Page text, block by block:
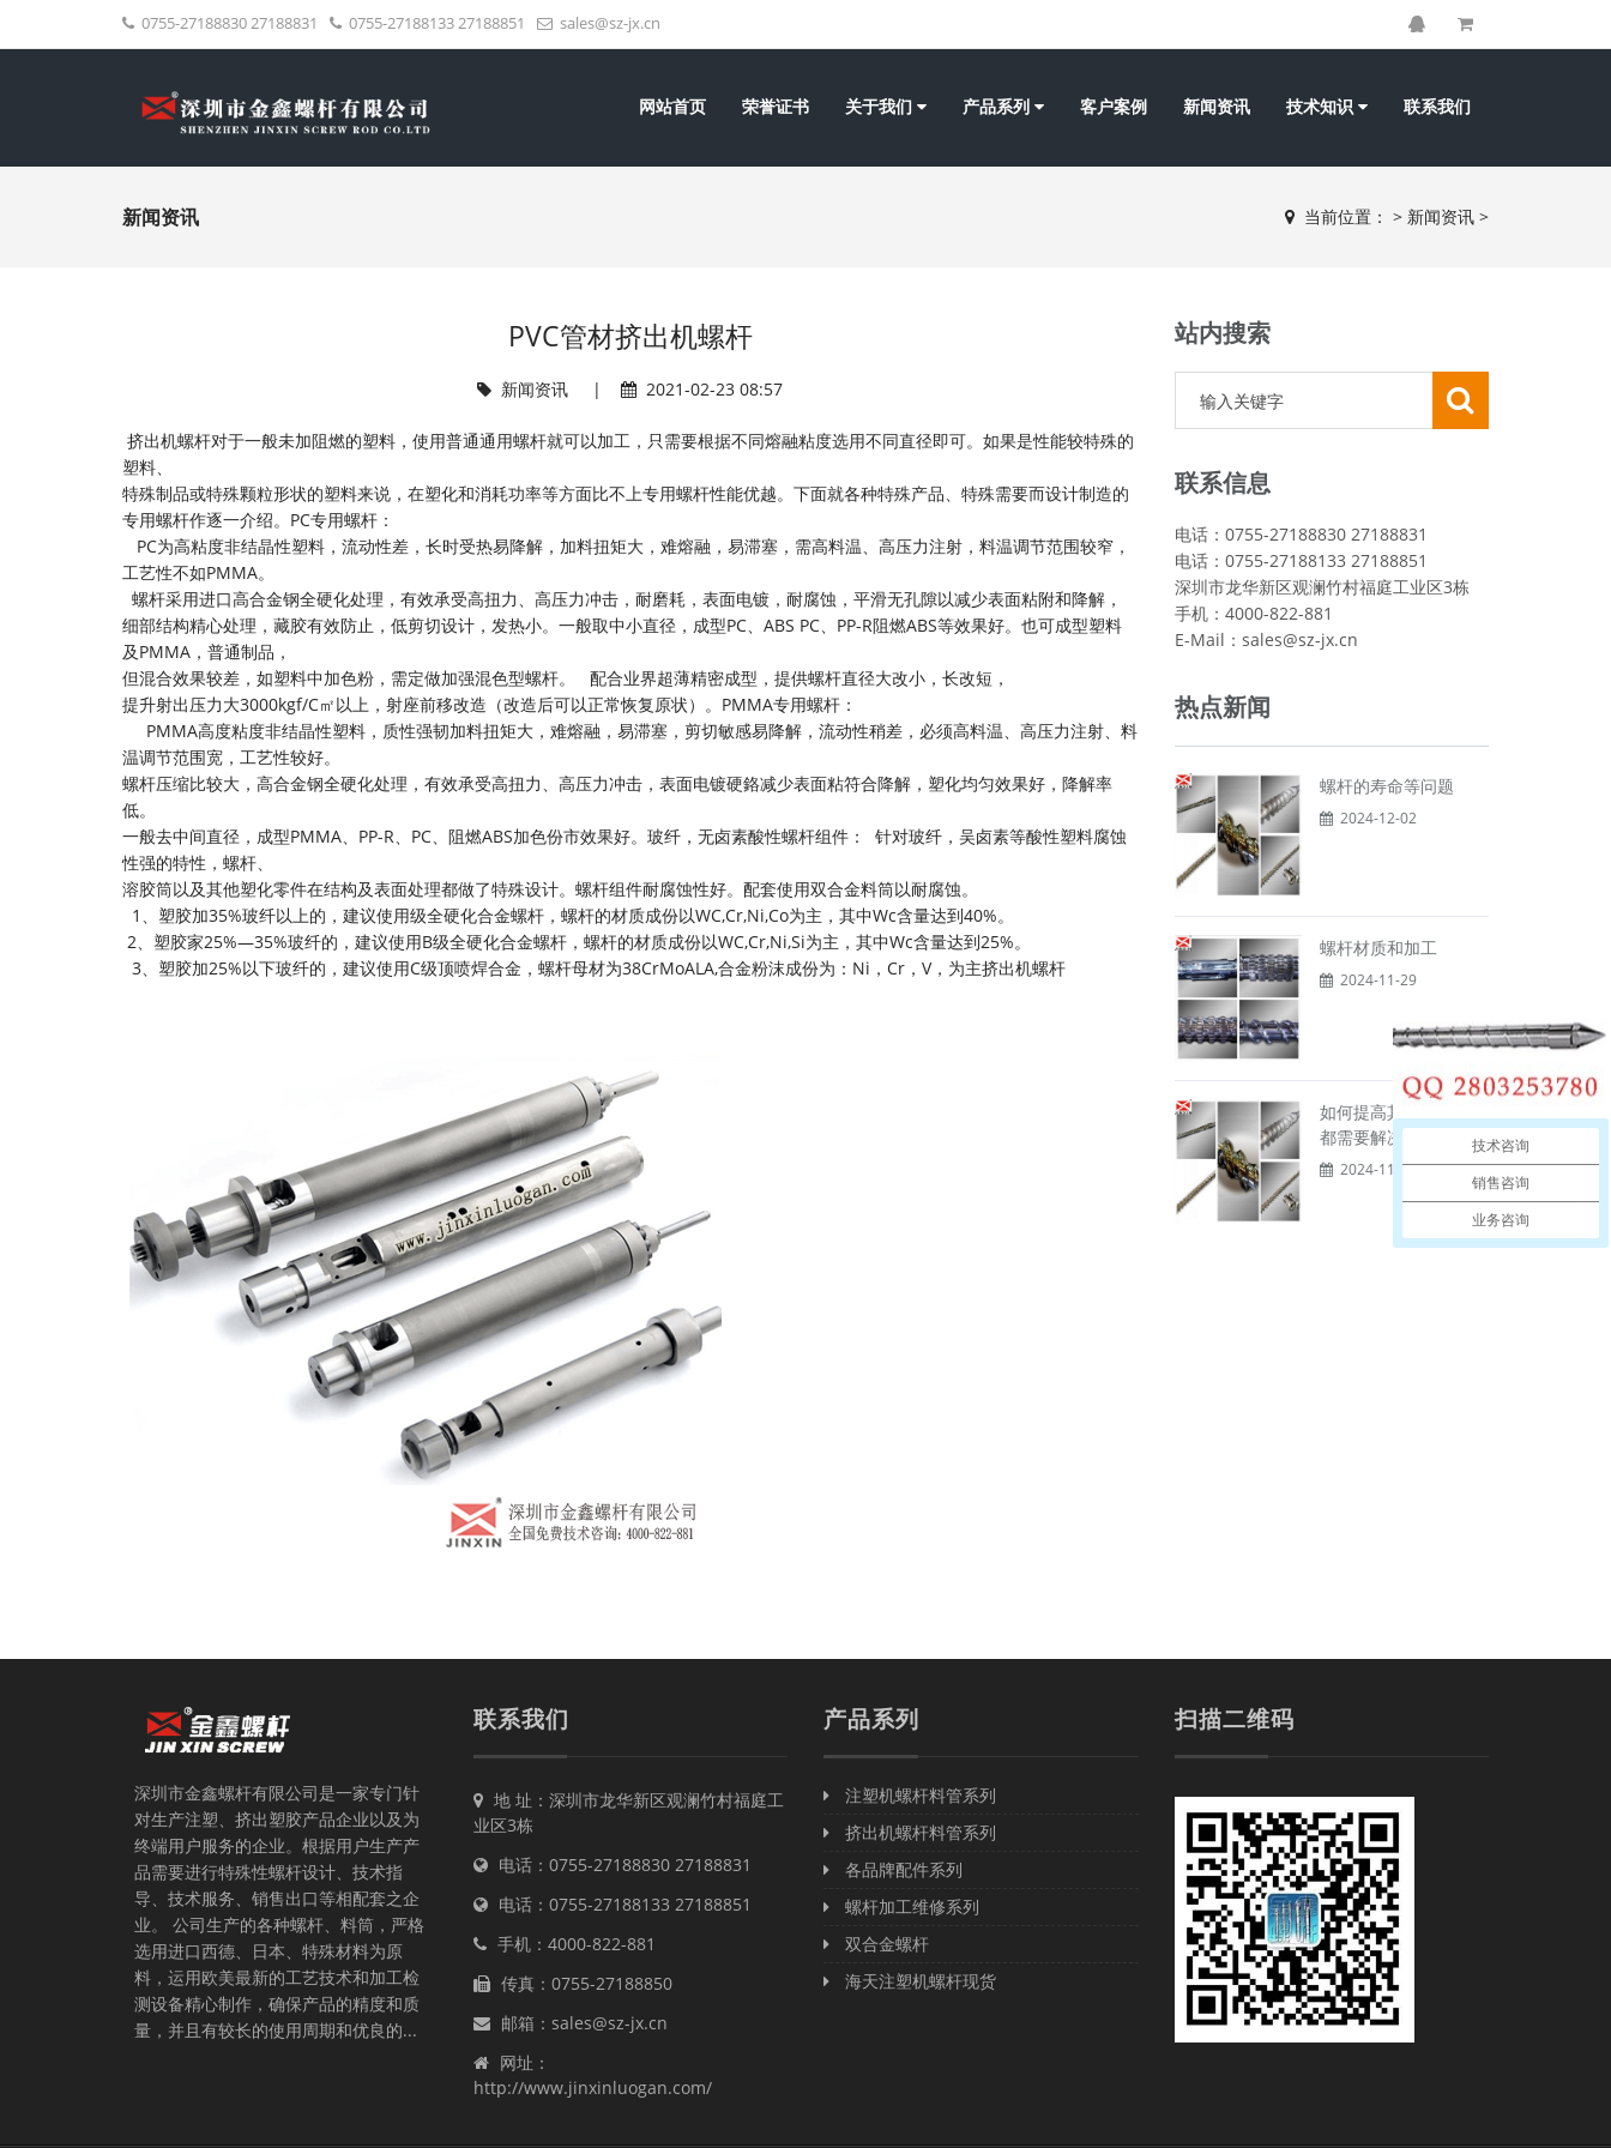
0755-27188830 27188831 0755-27188133 27188851 sales@sz-jx.cn
网站首页 荣誉证书 关于我们 产品系列 客户案例 新闻资讯 技术知识 联系我们
新闻资讯 当前位置： > 新闻资讯 >
PVC管材挤出机螺杆
新闻资讯 | 2021-02-23 08:57
挤出机螺杆对于一般未加阻燃的塑料，使用普通通用螺杆就可以加工，只需要根据不同熔融粘度选用不同直径即可。如果是性能较特殊的
塑料、
特殊制品或特殊颗粒形状的塑料来说，在塑化和消耗功率等方面比不上专用螺杆性能优越。下面就各种特殊产品、特殊需要而设计制造的
专用螺杆作逐一介绍。PC专用螺杆：
PC为高粘度非结晶性塑料，流动性差，长时受热易降解，加料扭矩大，难熔融，易滞塞，需高料温、高压力注射，料温调节范围较窄，
工艺性不如PMMA。
螺杆采用进口高合金钢全硬化处理，有效承受高扭力、高压力冲击，耐磨耗，表面电镀，耐腐蚀，平滑无孔隙以减少表面粘附和降解，
细部结构精心处理，藏胶有效防止，低剪切设计，发热小。一般取中小直径，成型PC、ABS PC、PP-R阻燃ABS等效果好。也可成型塑料
及PMMA，普通制品，
但混合效果较差，如塑料中加色粉，需定做加强混色型螺杆。 配合业界超薄精密成型，提供螺杆直径大改小，长改短，
提升射出压力大3000kgf/C㎡以上，射座前移改造（改造后可以正常恢复原状）。PMMA专用螺杆：
PMMA高度粘度非结晶性塑料，质性强韧加料扭矩大，难熔融，易滞塞，剪切敏感易降解，流动性稍差，必须高料温、高压力注射、料
温调节范围宽，工艺性较好。
螺杆压缩比较大，高合金钢全硬化处理，有效承受高扭力、高压力冲击，表面电镀硬鉻减少表面粘符合降解，塑化均匀效果好，降解率
低。
一般去中间直径，成型PMMA、PP-R、PC、阻燃ABS加色份市效果好。玻纤，无卤素酸性螺杆组件： 针对玻纤，吴卤素等酸性塑料腐蚀
性强的特性，螺杆、
溶胶筒以及其他塑化零件在结构及表面处理都做了特殊设计。螺杆组件耐腐蚀性好。配套使用双合金料筒以耐腐蚀。
1、塑胶加35%玻纤以上的，建议使用级全硬化合金螺杆，螺杆的材质成份以WC,Cr,Ni,Co为主，其中Wc含量达到40%。
2、塑胶家25%—35%玻纤的，建议使用B级全硬化合金螺杆，螺杆的材质成份以WC,Cr,Ni,Si为主，其中Wc含量达到25%。
3、塑胶加25%以下玻纤的，建议使用C级顶喷焊合金，螺杆母材为38CrMoALA,合金粉沫成份为：Ni，Cr，V，为主挤出机螺杆
站内搜索
联系信息
电话：0755-27188830 27188831
电话：0755-27188133 27188851
深圳市龙华新区观澜竹村福庭工业区3栋
手机：4000-822-881
E-Mail：sales@sz-jx.cn
热点新闻
螺杆的寿命等问题
2024-12-02
螺杆材质和加工
2024-11-29
如何提高其寿命等问题
都需要解决。
2024-11-25
深圳市金鑫螺杆有限公司是一家专门针
对生产注塑、挤出塑胶产品企业以及为
终端用户服务的企业。根据用户生产产
品需要进行特殊性螺杆设计、技术指
导、技术服务、销售出口等相配套之企
业。 公司生产的各种螺杆、料筒，严格
选用进口西德、日本、特殊材料为原
料，运用欧美最新的工艺技术和加工检
测设备精心制作，确保产品的精度和质
量，并且有较长的使用周期和优良的...
联系我们
地 址：深圳市龙华新区观澜竹村福庭工
业区3栋
电话：0755-27188830 27188831
电话：0755-27188133 27188851
手机：4000-822-881
传真：0755-27188850
邮箱： sales@sz-jx.cn
网址：
http://www.jinxinluogan.com/
产品系列
注塑机螺杆料管系列
挤出机螺杆料管系列
各品牌配件系列
螺杆加工维修系列
双合金螺杆
海天注塑机螺杆现货
扫描二维码
技术咨询
销售咨询
业务咨询